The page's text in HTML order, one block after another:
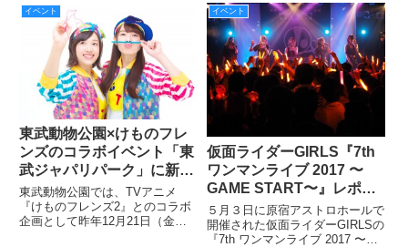
3/19（土）より全国8都市にて開
催!! 早くも新スーパー戦隊『動
物戦隊ジュウオウジャー』も登場
し、盛り上がることまちがい
イベント
東武動物公園×けものフレ
ンズのコラボイベント「東
武ジャパリパーク」に新た
な企画が4/6（土）より登
場！
東武動物公園では、TVアニメ
『けものフレンズ2』とのコラボ
企画として昨年12月21日（金）
イベント
仮面ライダーGIRLS『7th
ワンマンライブ 2017 〜
GAME START〜』レポー
ト！
５月３日に原宿アストロホールで
開催された仮面ライダーGIRLSの
『7th ワンマンライブ 2017 〜